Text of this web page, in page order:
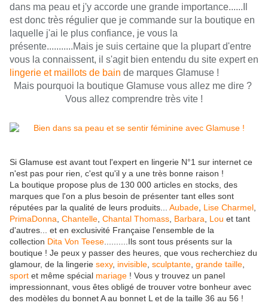
dans ma peau et j'y accorde une grande importance......Il
est donc très régulier que je commande sur la boutique en
laquelle j'ai le plus confiance, je vous la
présente...........Mais je suis certaine que la plupart d'entre
vous la connaissent, il s'agit bien entendu du site expert en
lingerie et maillots de bain de marques Glamuse !
Mais pourquoi la boutique Glamuse vous allez me dire ?
Vous allez comprendre très vite !
Si Glamuse est avant tout l'expert en lingerie N°1 sur internet ce
n'est pas pour rien, c'est qu'il y a une très bonne raison !
La boutique propose plus de 130 000 articles en stocks, des
marques que l'on a plus besoin de présenter tant elles sont
réputées par la qualité de leurs produits... Aubade Lise Charmel
PrimaDonna Chantelle Chantal Thomass Barbara Lou et tant
d'autres... et en exclusivité Française l'ensemble de la
collection Dita Von Teese ..........Ils sont tous présents sur la
boutique ! Je peux y passer des heures, que vous recherchiez du
glamour, de la lingerie sexy, invisible sculptante grande taille
sport et même spécial mariage ! Vous y trouvez un panel
impressionnant, vous êtes obligé de trouver votre bonheur avec
des modèles du bonnet A au bonnet L et de la taille 36 au 56 !